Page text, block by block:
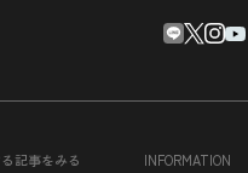
記事をみる INFORMATION